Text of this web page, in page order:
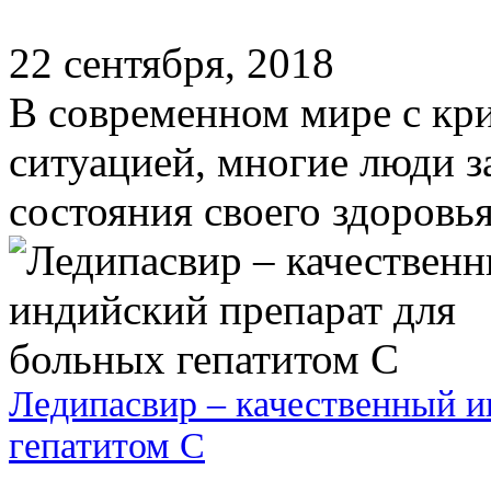
22 сентября, 2018
В современном мире с
ситуацией, многие люди
состояния своего
Ледипасвир – качественный
гепатитом C